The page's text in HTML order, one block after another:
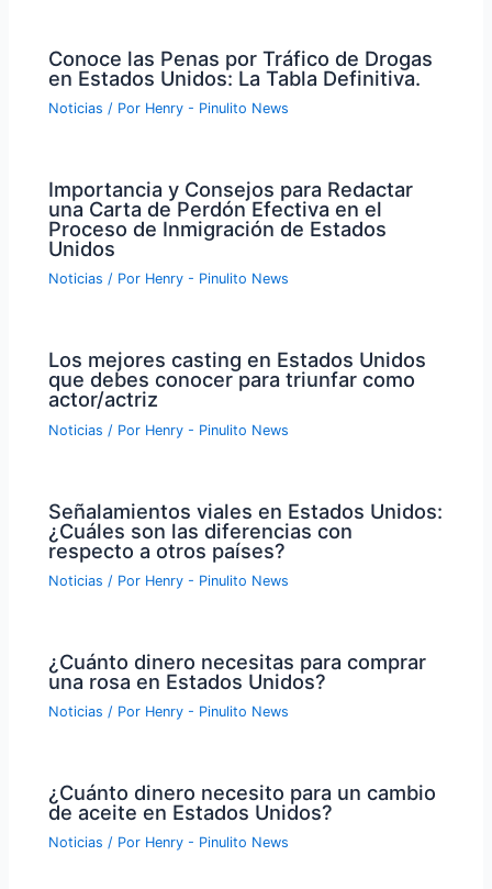
Conoce las Penas por Tráfico de Drogas
en Estados Unidos: La Tabla Definitiva.
Noticias / Por Henry - Pinulito News
Importancia y Consejos para Redactar
una Carta de Perdón Efectiva en el
Proceso de Inmigración de Estados
Unidos
Noticias / Por Henry - Pinulito News
Los mejores casting en Estados Unidos
que debes conocer para triunfar como
actor/actriz
Noticias / Por Henry - Pinulito News
Señalamientos viales en Estados Unidos:
¿Cuáles son las diferencias con
respecto a otros países?
Noticias / Por Henry - Pinulito News
¿Cuánto dinero necesitas para comprar
una rosa en Estados Unidos?
Noticias / Por Henry - Pinulito News
¿Cuánto dinero necesito para un cambio
de aceite en Estados Unidos?
Noticias / Por Henry - Pinulito News